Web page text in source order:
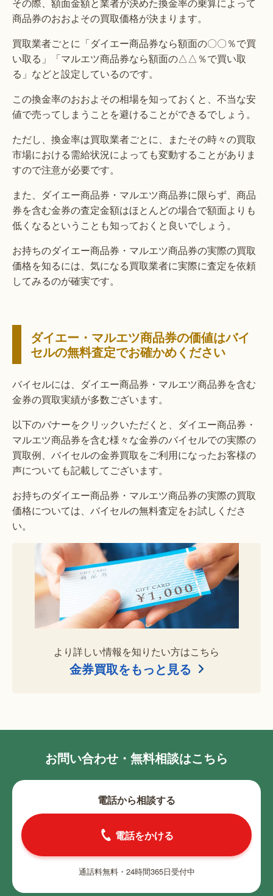
その際、額面金額と業者が決めた換金率の乗算によって
商品券のおおよその買取価格が決まります。
買取業者ごとに「ダイエー商品券なら額面の〇〇％で買
い取る」「マルエツ商品券なら額面の△△％で買い取
る」などと設定しているのです。
この換金率のおおよその相場を知っておくと、不当な安
値で売ってしまうことを避けることができるでしょう。
ただし、換金率は買取業者ごとに、またその時々の買取
市場における需給状況によっても変動することがありま
すので注意が必要です。
また、ダイエー商品券・マルエツ商品券に限らず、商品
券を含む金券の査定金額はほとんどの場合で額面よりも
低くなるということも知っておくと良いでしょう。
お持ちのダイエー商品券・マルエツ商品券の実際の買取
価格を知るには、気になる買取業者に実際に査定を依頼
してみるのが確実です。
ダイエー・マルエツ商品券の価値はバイ
セルの無料査定でお確かめください
バイセルには、ダイエー商品券・マルエツ商品券を含む
金券の買取実績が多数ございます。
以下のバナーをクリックいただくと、ダイエー商品券・
マルエツ商品券を含む様々な金券のバイセルでの実際の
買取例、バイセルの金券買取をご利用になったお客様の
声についても記載してございます。
お持ちのダイエー商品券・マルエツ商品券の実際の買取
価格については、バイセルの無料査定をお試しくださ
い。
より詳しい情報を知りたい方はこちら
金券買取をもっと見る
お問い合わせ・無料相談はこちら
電話から相談する
電話をかける
通話料無料・24時間365日受付中